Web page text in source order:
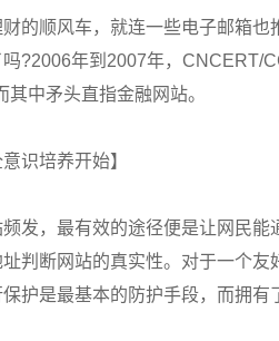
的顺风车，就连一些电子邮箱
?2006年到2007年，CNCERT/
中矛头直指金融网站。
识培养开始】
发，最有效的途径便是让网民
判断网站的真实性。对于一个友
护是最基本的防护手段，而拥